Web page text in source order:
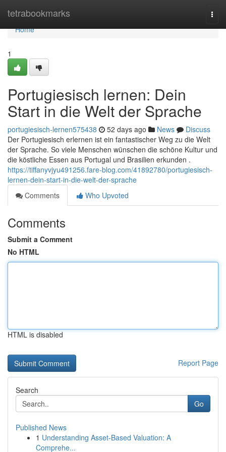
tetrabookmarks
Home
Home
1
Portugiesisch lernen: Dein
Start in die Welt der Sprache
portugiesisch-lernen575438 52 days ago News
Discuss
Der Portugiesisch erlernen ist ein fantastischer Weg zu die Welt
der Sprache. So viele Menschen wünschen die schöne Kultur und
die köstliche Essen aus Portugal und Brasilien erkunden .
https://tiffanyvjyu491256.fare-blog.com/41892780/portugiesisch-
lernen-dein-start-in-die-welt-der-sprache
Comments
Who Upvoted
Comments
Submit a Comment
No HTML
HTML is disabled
Report Page
Search
Go
Published News
1 Understanding Asset-Based Valuation: A
Comprehe...